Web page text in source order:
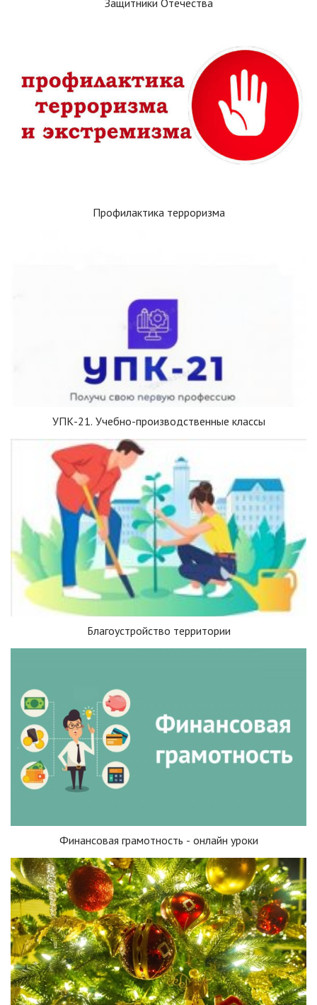
Профилактика терроризма
УПК-21. Учебно-производственные классы
Благоустройство территории
Финансовая грамотность - онлайн уроки